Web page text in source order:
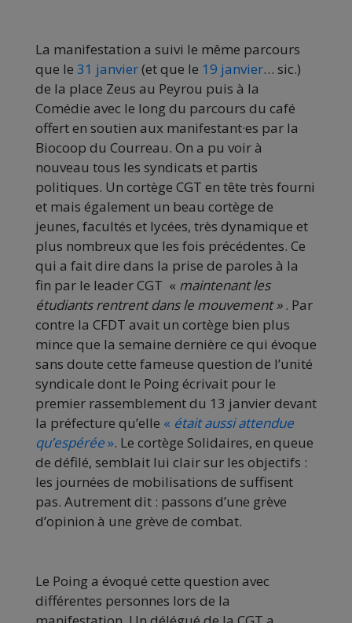
La manifestation a suivi le même parcours
que le 31 janvier(et que le 19 janvier… sic.)
de la place Zeus au Peyrou puis à la
Comédie avec le long du parcours du café
offert en soutien aux manifestant·es par la
Biocoop du Courreau. On a pu voir à
nouveau tous les syndicats et partis
politiques. Un cortège CGT en tête très fourni
et mais également un beau cortège de
jeunes, facultés et lycées, très dynamique et
plus nombreux que les fois précédentes. Ce
qui a fait dire dans la prise de paroles à la
fin par le leader CGT « maintenant les
étudiants rentrent dans le mouvement » . Par
contre la CFDT avait un cortège bien plus
mince que la semaine dernière ce qui évoque
sans doute cette fameuse question de l’unité
syndicale dont le Poing écrivait pour le
premier rassemblement du 13 janvier devant
la préfecture qu’elle « était aussi attendue
qu’espérée». Le cortège Solidaires, en queue
de défilé, semblait lui clair sur les objectifs :
les journées de mobilisations de suffisent
pas. Autrement dit : passons d’une grève
d’opinion à une grève de combat.
Le Poing a évoqué cette question avec
différentes personnes lors de la